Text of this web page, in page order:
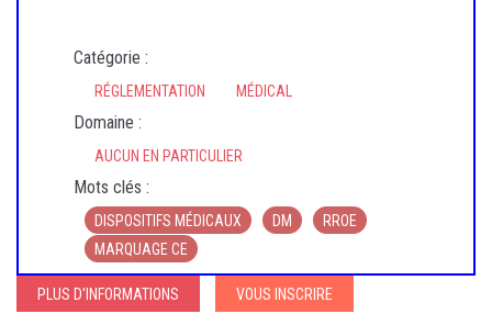
Catégorie :
RÉGLEMENTATION MÉDICAL
Domaine :
AUCUN EN PARTICULIER
Mots clés :
DISPOSITIFS MÉDICAUX DM
RROE
MARQUAGE CE
PLUS D'INFORMATIONS VOUS INSCRIRE